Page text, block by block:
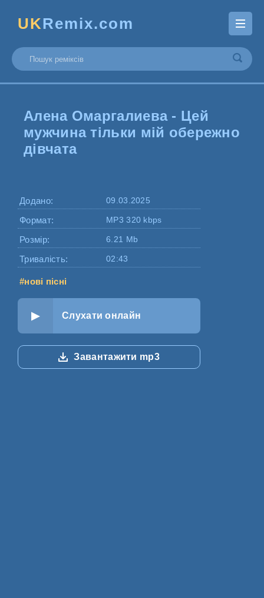
UKRemix.com
Алена Омаргалиева - Цей
мужчина тільки мій обережно
дівчата
Додано: 09.03.2025
Формат: MP3 320 kbps
Розмір: 6.21 Mb
Тривалість: 02:43
#нові пісні
Слухати онлайн
Завантажити mp3